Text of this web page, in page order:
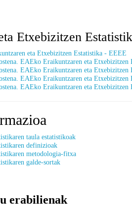
Etxebizitzen
eta Etxebizitzen Estatistika - EEEE
EAEko Eraikuntzaren eta Etxebizitzen
EAEko Eraikuntzaren eta Etxebizitzen
EAEko Eraikuntzaren eta Etxebizitzen
EAEko Eraikuntzaren eta Etxebizitzen
taula estatistikoak
definizioak
metodologia-fitxa
galde-sortak
erabilienak